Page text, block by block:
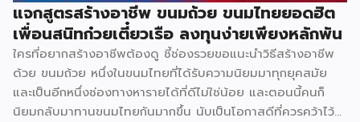
แจกสูตรสร้างอาชีพ ขนมถ้วย ขนมไทยยอดฮิต
เพื่อนสนิทก๋วยเตี๋ยวเรือ ลงทุนง่ายเพียงหลักพัน
ใครที่อยากสร้างอาชีพต้องดู ชี้ช่องรวยขอแนะนำวิธีสร้างอาชีพ
ด้วย ขนมถ้วย หนึ่งในขนมไทยที่ได้รับความนิยมมาทุกยุคสมัย
และเป็นอีกหนึ่งช่องทางหารายได้ที่ดีไม่ใช่น้อย และตอนนี้คนก็
นิยมกลับมาทานขนมไทยกันมากขึ้น นับเป็นโอกาสดีที่ควรคว้าไว้